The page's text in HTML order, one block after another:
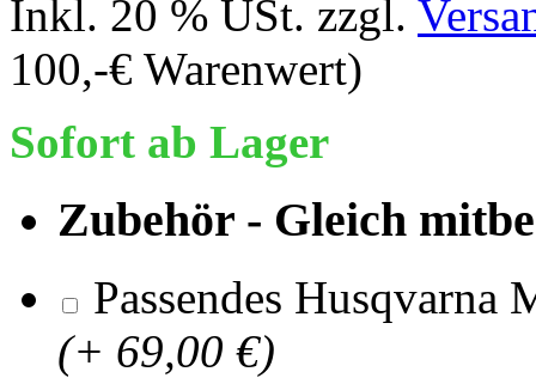
Inkl. 20 % USt. zzgl.
100,-€ Warenwert)
Sofort ab Lager
Zubehör - Gleich
Passendes
(+ 69,00 €)